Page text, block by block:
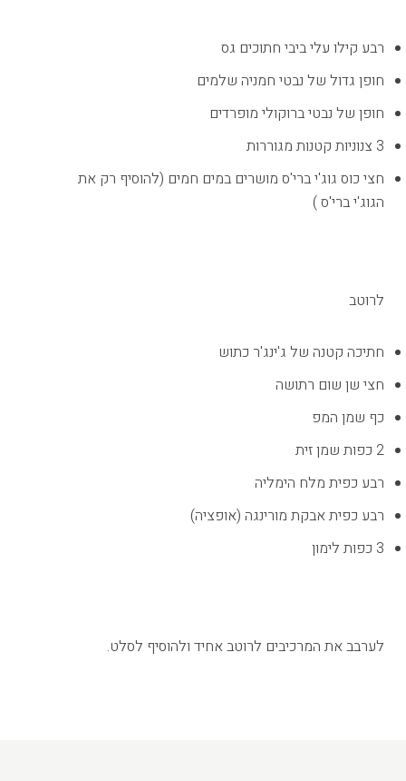
רבע קילו עלי ביבי חתוכים גס
חופן גדול של נבטי חמניה שלמים
חופן של נבטי ברוקולי מופרדים
3 צנוניות קטנות מגוררות
חצי כוס גוג'י ברי'ס מושרים במים חמים (להוסיף רק את
הגוג'י ברי'ס )
לרוטב
חתיכה קטנה של ג'ינג'ר כתוש
חצי שן שום רתושה
כף שמן המפ
2 כפות שמן זית
רבע כפית מלח הימליה
רבע כפית אבקת מורינגה (אופציה)
3 כפות לימון
לערבב את המרכיבים לרוטב אחיד ולהוסיף לסלט.